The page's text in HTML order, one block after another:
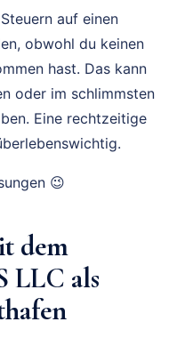
auf einen
obwohl du keinen
hast. Das kann
oder im schlimmsten
Eine rechtzeitige
😉
dem
LLC als